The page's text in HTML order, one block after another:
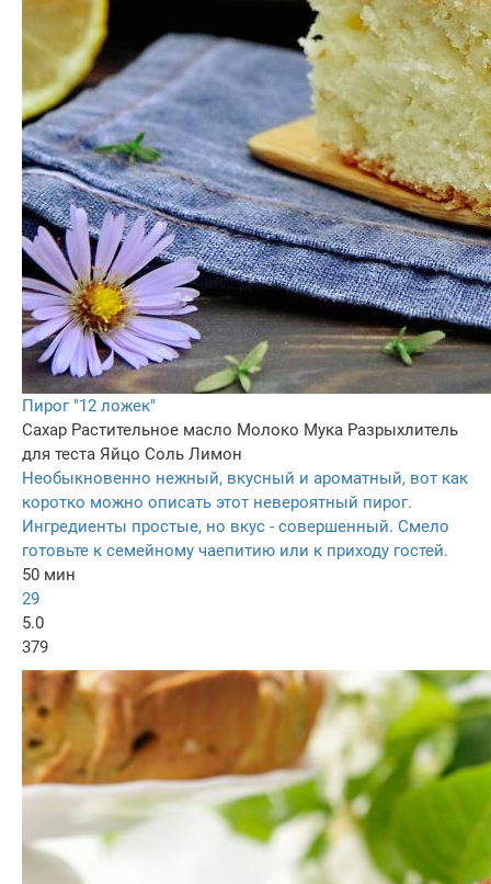
Пирог "12 ложек"
Сахар Растительное масло Молоко Мука Разрыхлитель
для теста Яйцо Соль Лимон
Необыкновенно нежный, вкусный и ароматный, вот как
коротко можно описать этот невероятный пирог.
Ингредиенты простые, но вкус - совершенный. Смело
готовьте к семейному чаепитию или к приходу гостей.
50 мин
29
5.0
379